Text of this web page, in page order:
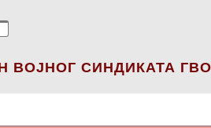
ВОЈНОГ СИНДИКАТА